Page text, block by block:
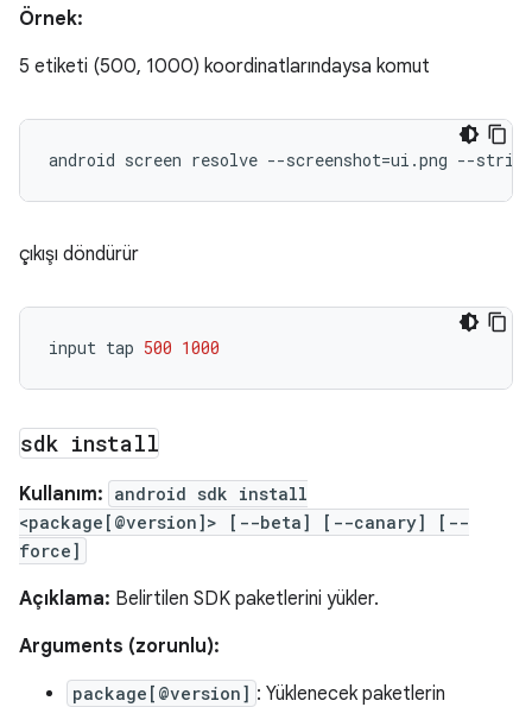
Örnek:
5 etiketi (500, 1000) koordinatlarındaysa komut
android screen resolve --screenshot=ui.png --string
çıkışı döndürür
input tap 500 1000
sdk install
Kullanım: android sdk install
<package[@version]> [--beta] [--canary] [--
force]
Açıklama: Belirtilen SDK paketlerini yükler.
Arguments (zorunlu):
package[@version] : Yüklenecek paketlerin